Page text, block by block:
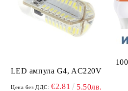
LED ампула G4, AC220V
Цена без ДДС: €2.81 5.50лв.